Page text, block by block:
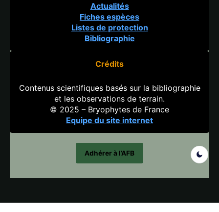
Actualités
Fiches espèces
Listes de protection
Bibliographie
Crédits
Contenus scientifiques basés sur la bibliographie
et les observations de terrain.
© 2025 – Bryophytes de France
Equipe du site internet
Adhérer à l’AFB
Search
Search